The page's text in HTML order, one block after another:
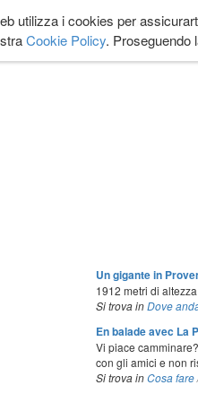
COSA FARE
utilizza i cookies per
Cookie Policy. Proseguendo
Un gigante in
1912 metri di
Si trova inDove
En balade avec La
Vi piace
con gli amici e non
Si trova inCosa fare